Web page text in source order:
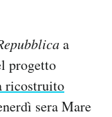
a
progetto
ricostruito
sera Mare